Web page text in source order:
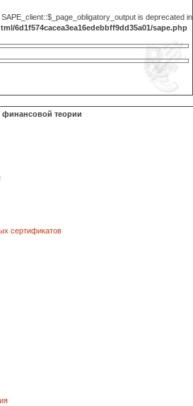
is deprecated in
6d1f574cacea3ea16edebbff9dd35a01/sape.php
финансовой теории
сертификатов